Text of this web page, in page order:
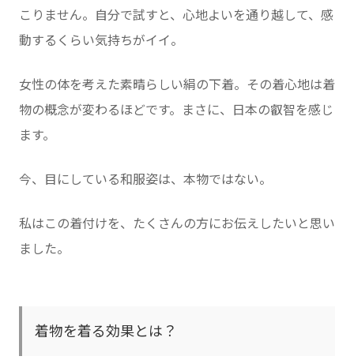
こりません。自分で試すと、心地よいを通り越して、感
動するくらい気持ちがイイ。
女性の体を考えた素晴らしい絹の下着。その着心地は着
物の概念が変わるほどです。まさに、日本の叡智を感じ
ます。
今、目にしている和服姿は、本物ではない。
私はこの着付けを、たくさんの方にお伝えしたいと思い
ました。
着物を着る効果とは？